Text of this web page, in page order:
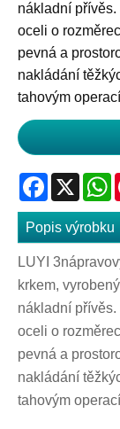
nákladní
oceli o
pevná a
nakládání
tahovým
Facebook
X
Popis výrobku
LUYI
krkem,
nákladní
oceli o
pevná a
nakládání
tahovým